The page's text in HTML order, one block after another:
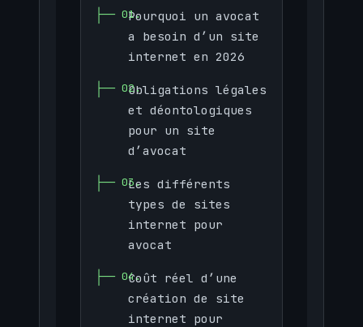
Pourquoi un avocat
a besoin d’un site
internet en 2026
Obligations légales
et déontologiques
pour un site
d’avocat
Les différents
types de sites
internet pour
avocat
Coût réel d’une
création de site
internet pour